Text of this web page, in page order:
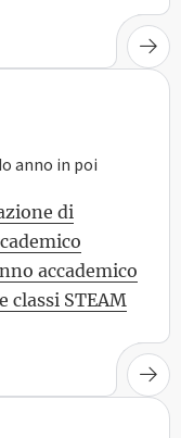
anno in poi
di
accademico
classi STEAM